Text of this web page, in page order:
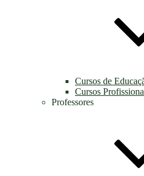
Cursos de
Cursos
Professores